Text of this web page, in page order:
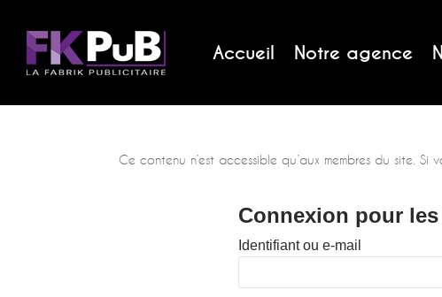
Accueil Notre agence
Ce contenu n’est accessible qu’aux membres du site.
Connexion pour
Identifiant ou e-mail